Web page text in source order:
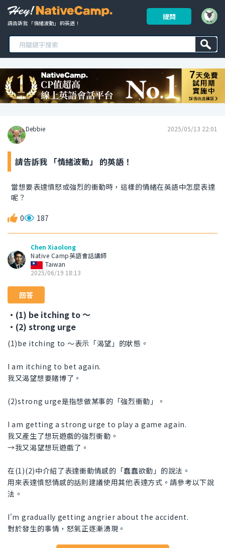
請告訴我 「情緒波動」 的英語！
提問
Debbie 2025/05/13 22:01
請告訴我 「情緒波動」 的英語！
當想要表達憤怒或強烈的衝動時，這樣的情緒在英語中怎麼表達
呢？
0 187
Chen Xiaolong
Native Camp英語會話講師
Taiwan
2025/06/19 18:13
回答
・(1) be itching to ～
・(2) strong urge
(1)be itching to ～表示「渴望」的狀態。
I am itching to bet again.
我又渴望想要賭博了。
(2)strong urge是指想做某事的「強烈衝動」。
I am getting a strong urge to play a game again.
我又產生了想玩遊戲的強烈衝動。
→我又渴望想玩遊戲了。
在(1)(2)中介紹了表達衝動情感的「蠢蠢欲動」的說法。
用來表達憤怒情感的話則建議使用其他表達方式。請參考以下說
法。
I'm gradually getting angrier about the accident.
對於發生的事情，怒氣正逐漸湧現。